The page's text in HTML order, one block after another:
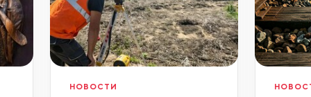
НОВОСТИ